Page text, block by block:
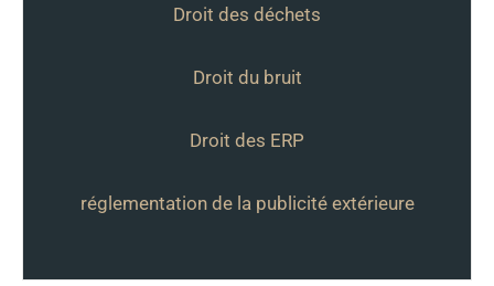
Droit des déchets
Droit du bruit
Droit des ERP
réglementation de la publicité extérieure